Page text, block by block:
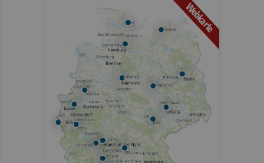
Webkarte